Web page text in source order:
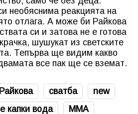
необяснима реакцията на
отлага. А може би Райкова
си и затова не е готова
шушукат из светските
Тепърва ще видим какво
все пак ще се вземат.
сватба
new
капки вода
ММА